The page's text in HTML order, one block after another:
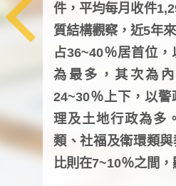
件，平均每月收件
質結構觀察，近5年
占36~40％居首位
為最多，其次為
24~30％上下，以
理及土地行政為多
類、社福及衛環類
比則在7~10％之間，